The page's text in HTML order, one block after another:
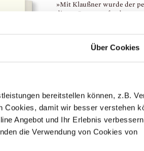
Über Cookies
bereitstellen können, z.B.
Cookies, damit wir besser verstehen
Angebot und Ihr Erlebnis
die Verwendung von Cookies von
»Mit Klaußner wurde der
diesen Roman gefunden, er
seiner beruhigenden, aber
Stimme für jeden der drei
Katharina Raskob / Galore,